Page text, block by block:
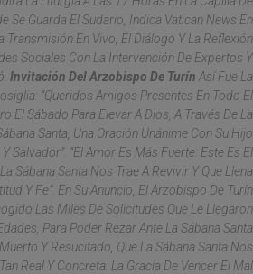
Se Guarda El Sudario, Indica Vatican News En
Transmisión En Vivo, El Diálogo Y La Reflexión
Sociales Con La Intervención De Expertos Y
Invitación Del Arzobispo De Turín Así Fue La
“Queridos Amigos Presentes En Todo El
El Sábado Para Elevar A Dios, A Través De La
Santa, Una Oración Unánime Con Su Hijo
Salvador”. “El Amor Es Más Fuerte: Este Es El
Sábana Santa Nos Trae A Revivir Y Que Llena
Y Fe”. En Su Anuncio, El Arzobispo De Turín
Las Miles De Solicitudes Que Le Llegaron
Para Poder Rezar Ante La Sábana Santa
Y Resucitado, Que La Sábana Santa Nos
Real Y Concreta: La Gracia De Vencer El Mal